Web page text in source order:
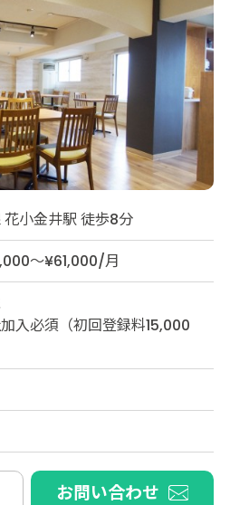
花小金井駅 徒歩8分
～¥61,000/月
入必須（初回登録料15,000
お問い合わせ